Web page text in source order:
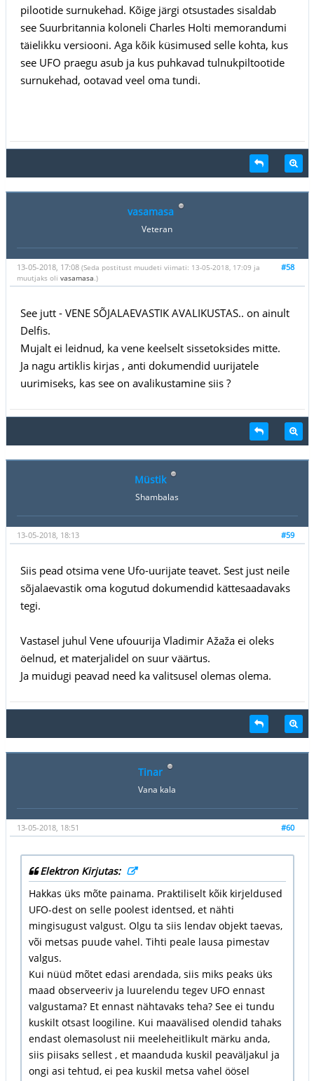
pilootide surnukehad. Kõige järgi otsustades sisaldab
see Suurbritannia koloneli Charles Holti memorandumi
täielikku versiooni. Aga kõik küsimused selle kohta, kus
see UFO praegu asub ja kus puhkavad tulnukpiltootide
surnukehad, ootavad veel oma tundi.
vasamasa
Veteran
#58
13-05-2018, 17:08 (Seda postitust muudeti viimati: 13-05-2018, 17:09 ja
muutjaks oli vasamasa .)
See jutt - VENE SÕJALAEVASTIK AVALIKUSTAS.. on ainult
Delfis.
Mujalt ei leidnud, ka vene keelselt sissetoksides mitte.
Ja nagu artiklis kirjas , anti dokumendid uurijatele
uurimiseks, kas see on avalikustamine siis ?
Müstik
Shambalas
#59
13-05-2018, 18:13
Siis pead otsima vene Ufo-uurijate teavet. Sest just neile
sõjalaevastik oma kogutud dokumendid kättesaadavaks
tegi.
Vastasel juhul Vene ufouurija Vladimir Ažaža ei oleks
öelnud, et materjalidel on suur väärtus.
Ja muidugi peavad need ka valitsusel olemas olema.
Tinar
Vana kala
#60
13-05-2018, 18:51
Elektron Kirjutas:
Hakkas üks mõte painama. Praktiliselt kõik kirjeldused
UFO-dest on selle poolest identsed, et nähti
mingisugust valgust. Olgu ta siis lendav objekt taevas,
või metsas puude vahel. Tihti peale lausa pimestav
valgus.
Kui nüüd mõtet edasi arendada, siis miks peaks üks
maad observeeriv ja luurelendu tegev UFO ennast
valgustama? Et ennast nähtavaks teha? See ei tundu
kuskilt otsast loogiline. Kui maavälised olendid tahaks
endast olemasolust nii meeleheitlikult märku anda,
siis piisaks sellest , et maanduda kuskil peaväljakul ja
ongi asi tehtud, ei pea kuskil metsa vahel öösel